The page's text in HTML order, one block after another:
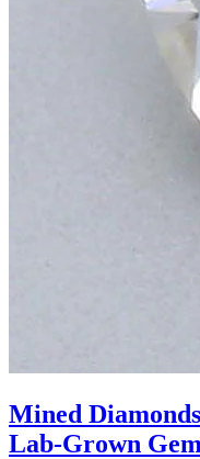
Mined
Lab-Grown